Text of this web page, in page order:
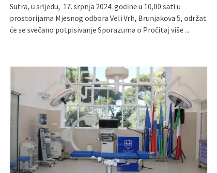
Sutra, u srijedu, 17. srpnja 2024. godine u 10,00 sati u
prostorijama Mjesnog odbora Veli Vrh, Brunjakova 5, održat
će se svečano potpisivanje Sporazuma o Pročitaj više ...